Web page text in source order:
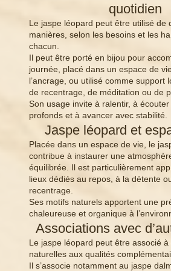
quotidien
Le jaspe léopard peut être utilisé de
manières, selon les besoins et les
chacun.
Il peut être porté en bijou pour
journée, placé dans un espace de
l’ancrage, ou utilisé comme support
de recentrage, de méditation ou de
Son usage invite à ralentir, à
profonds et à avancer avec stabilité.
Jaspe léopard et
Placée dans un espace de vie, le
contribue à instaurer une
équilibrée. Il est particulièrement
lieux dédiés au repos, à la détente
recentrage.
Ses motifs naturels apportent une
chaleureuse et organique à
Associations avec
Le jaspe léopard peut être associé à
naturelles aux qualités
Il s’associe notamment au jaspe